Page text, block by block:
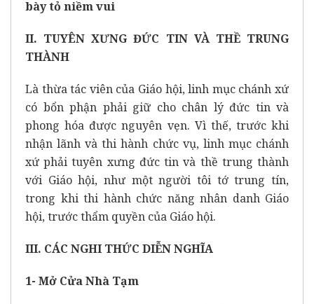
bày tỏ niềm vui
II. TUYÊN XƯNG ĐỨC TIN VÀ THỀ TRUNG
THÀNH
Là thừa tác viên của Giáo hội, linh mục chánh xứ
có bổn phận phải giữ cho chân lý đức tin và
phong hóa được nguyên vẹn. Vì thế, trước khi
nhận lãnh và thi hành chức vụ, linh mục chánh
xứ phải tuyên xưng đức tin và thề trung thành
với Giáo hội, như một người tôi tớ trung tín,
trong khi thi hành chức năng nhân danh Giáo
hội, trước thẩm quyền của Giáo hội.
III. CÁC NGHI THỨC DIỄN NGHĨA
1- Mở Cửa Nhà Tạm